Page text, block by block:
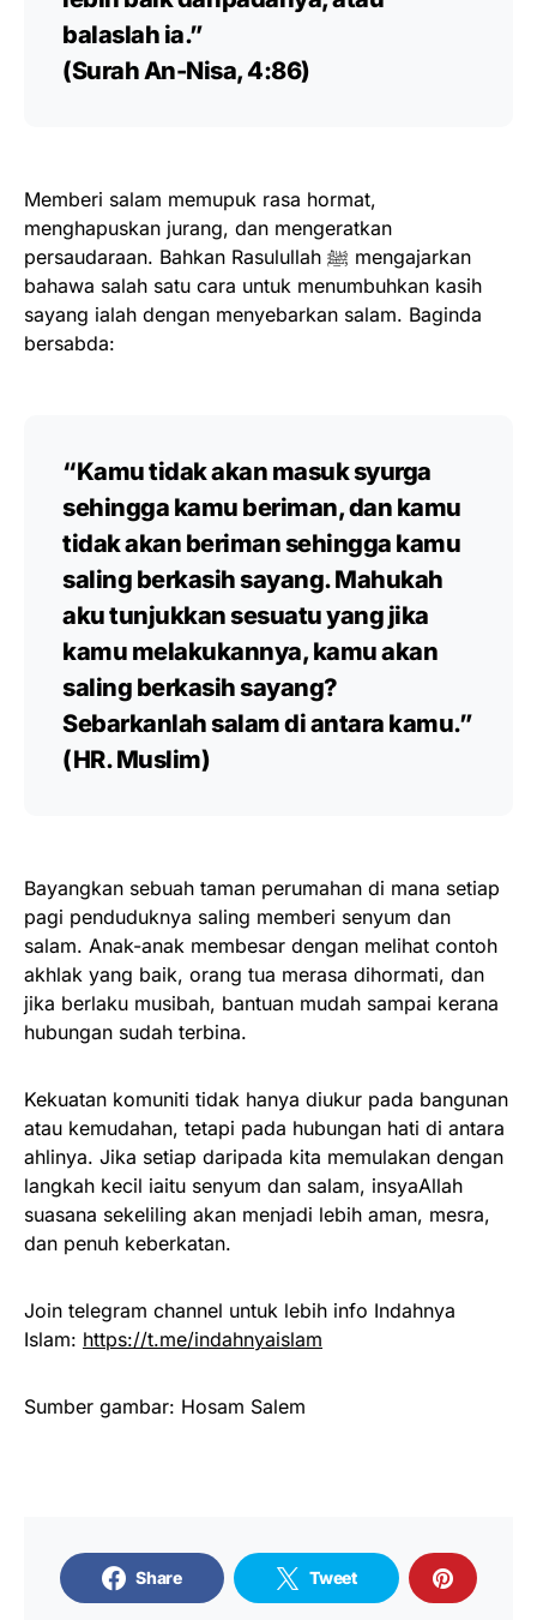
balaslah ia.”
(Surah An-Nisa, 4:86)
Memberi salam memupuk rasa hormat,
menghapuskan jurang, dan mengeratkan
persaudaraan. Bahkan Rasulullah ﷺ mengajarkan
bahawa salah satu cara untuk menumbuhkan kasih
sayang ialah dengan menyebarkan salam. Baginda
bersabda:
“Kamu tidak akan masuk syurga
sehingga kamu beriman, dan kamu
tidak akan beriman sehingga kamu
saling berkasih sayang. Mahukah
aku tunjukkan sesuatu yang jika
kamu melakukannya, kamu akan
saling berkasih sayang?
Sebarkanlah salam di antara kamu.”
(HR. Muslim)
Bayangkan sebuah taman perumahan di mana setiap
pagi penduduknya saling memberi senyum dan
salam. Anak-anak membesar dengan melihat contoh
akhlak yang baik, orang tua merasa dihormati, dan
jika berlaku musibah, bantuan mudah sampai kerana
hubungan sudah terbina.
Kekuatan komuniti tidak hanya diukur pada bangunan
atau kemudahan, tetapi pada hubungan hati di antara
ahlinya. Jika setiap daripada kita memulakan dengan
langkah kecil iaitu senyum dan salam, insyaAllah
suasana sekeliling akan menjadi lebih aman, mesra,
dan penuh keberkatan.
Join telegram channel untuk lebih info Indahnya
Islam: https://t.me/indahnyaislam
Sumber gambar: Hosam Salem
Share Tweet